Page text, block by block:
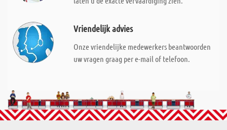
Vriendelijk advies
Onze vriendelijke medewerkers beantwoorden
uw vragen graag per e-mail of telefoon.